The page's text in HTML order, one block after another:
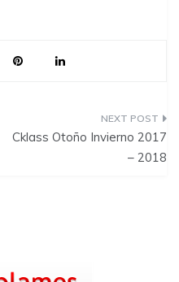
Cklass Otoño Invierno 2017
– 2018